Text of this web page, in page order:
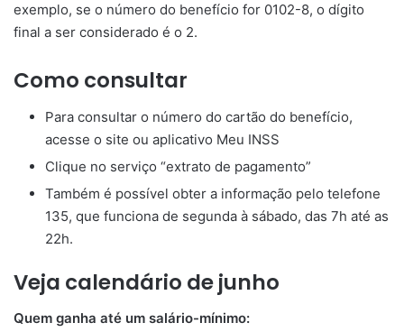
exemplo, se o número do benefício for 0102-8, o dígito
final a ser considerado é o 2.
Como consultar
Para consultar o número do cartão do benefício,
acesse o site ou aplicativo Meu INSS
Clique no serviço “extrato de pagamento”
Também é possível obter a informação pelo telefone
135, que funciona de segunda à sábado, das 7h até as
22h.
Veja calendário de junho
Quem ganha até um salário-mínimo: